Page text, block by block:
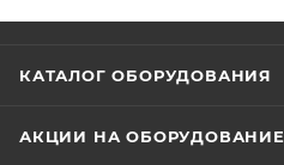
КАТАЛОГ ОБОРУДОВАНИЯ
АКЦИИ НА ОБОРУДОВАНИЕ